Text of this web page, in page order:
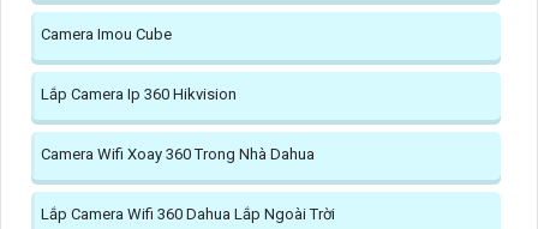
Camera Imou Cube
Lắp Camera Ip 360 Hikvision
Camera Wifi Xoay 360 Trong Nhà Dahua
Lắp Camera Wifi 360 Dahua Lắp Ngoài Trời